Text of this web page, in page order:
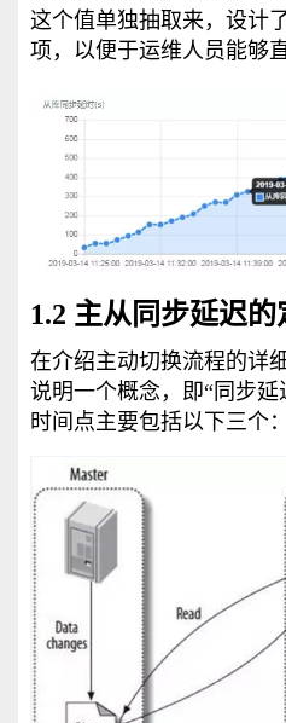
这个值单独抽取来，设计
项，以便于运维人员能够
1.2 主从同步延迟的
在介绍主动切换流程的详
说明一个概念，即“同步
时间点主要包括以下三个：